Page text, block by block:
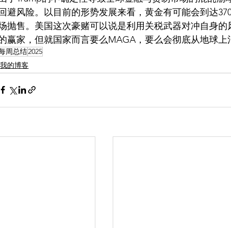
回避风险。以目前的形势发展来看，黄金有可能会到达
抛售。美国这次豪赌可以说是利用关税武器对冲自身
赢家，但就国家而言要么MAGA，要么会彻底从地球上
周总结2025
我的博客